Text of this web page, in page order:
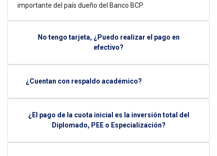
importante del país dueño del Banco BCP.
No tengo tarjeta, ¿Puedo realizar el pago en
efectivo?
¿Cuentan con respaldo académico?
¿El pago de la cuota inicial es la inversión total del
Diplomado, PEE o Especialización?